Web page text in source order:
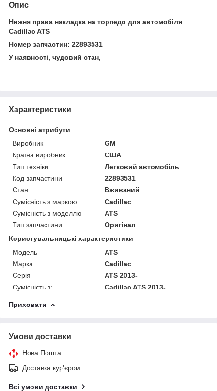
Опис
Нижня права накладка на торпедо для автомобіля
Cadillac ATS
Номер запчастин: 22893531
У наявності, чудовий стан,
Характеристики
Основні атрибути
Виробник
GM
Країна виробник
США
Тип техніки
Легковий автомобіль
Код запчастини
22893531
Стан
Вживаний
Сумісність з маркою
Cadillac
Сумісність з моделлю
ATS
Тип запчастини
Оригінал
Користувальницькі характеристики
Модель
ATS
Марка
Cadillac
Серія
ATS 2013-
Сумісність з:
Cadillac ATS 2013-
Приховати
Умови доставки
Нова Пошта
Доставка кур'єром
Всі умови доставки